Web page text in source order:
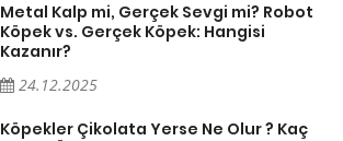
Metal Kalp mi, Gerçek Sevgi mi? Robot
Köpek vs. Gerçek Köpek: Hangisi
Kazanır?
24.12.2025
Köpekler Çikolata Yerse Ne Olur ? Kaç